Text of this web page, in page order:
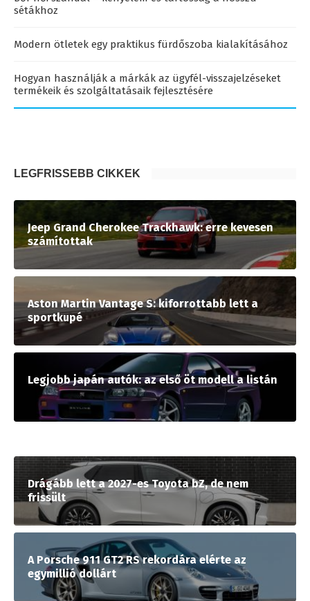
sétákhoz
Modern ötletek egy praktikus fürdőszoba kialakításához
Hogyan használják a márkák az ügyfél-visszajelzéseket
termékeik és szolgáltatásaik fejlesztésére
LEGFRISSEBB CIKKEK
Jeep Grand Cherokee Trackhawk: erre kevesen
számítottak
Aston Martin Vantage S: kiforrottabb lett a
sportkupé
Legjobb japán autók: az első öt modell a listán
Drágább lett a 2027-es Toyota bZ, de nem
frissült
A Porsche 911 GT2 RS rekordára elérte az
egymillió dollárt